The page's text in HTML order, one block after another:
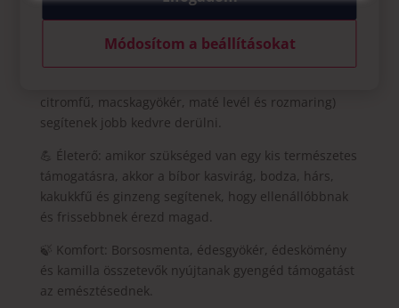
Daisy szálas teakeverékek közül biztosan találsz
citromfű, macskagyökér, maté levél és rozmaring)
segítenek jobb kedvre derülni.
💪 Életerő: amikor szükséged van egy kis természetes
támogatásra, akkor a bíbor kasvirág, bodza, hárs,
kakukkfű és ginzeng segítenek, hogy ellenállóbbnak
és frissebbnek érezd magad.
🍃 Komfort: Borsosmenta, édesgyökér, édeskömény
és kamilla összetevők nyújtanak gyengéd támogatást
az emésztésednek.
Módosítom a beállításokat